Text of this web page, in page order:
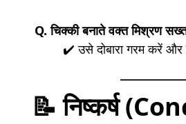
Q. चिक्की बनाते वक्त मिश्रण
✔️ उसे दोबारा गरम करें
📝निष्कर्ष